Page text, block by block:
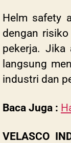
Helm safety
dengan
pekerja. Jika
langsung
industri dan
Baca Juga :
VELASCO